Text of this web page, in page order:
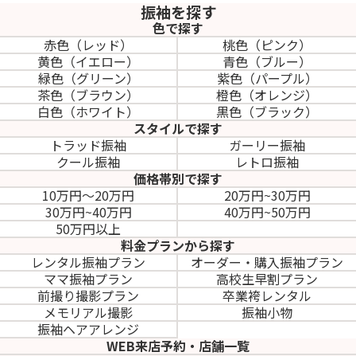
振袖を探す
色で探す
赤色（レッド）
桃色（ピンク）
黄色（イエロー）
青色（ブルー）
緑色（グリーン）
紫色（パープル）
茶色（ブラウン）
橙色（オレンジ）
白色（ホワイト）
黒色（ブラック）
スタイルで探す
トラッド振袖
ガーリー振袖
クール振袖
レトロ振袖
価格帯別で探す
10万円～20万円
20万円~30万円
30万円~40万円
40万円~50万円
50万円以上
料金プランから探す
レンタル振袖プラン
オーダー・購入振袖プラン
ママ振袖プラン
高校生早割プラン
前撮り撮影プラン
卒業袴レンタル
メモリアル撮影
振袖小物
振袖ヘアアレンジ
WEB来店予約・店舗一覧